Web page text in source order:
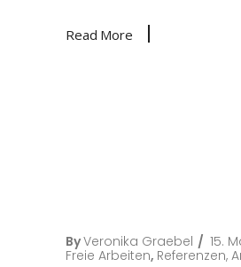
Read More
ByVeronika Graebel
15.
Freie Arbeiten, Referenzen,